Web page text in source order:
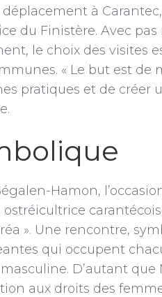
à Carantec,
du Finistère. Avec pas
le choix des visites
« Le but est de
pratiques et de créer
Hamon,
». Une rencontre,
qui occupent
D’autant que
aux droits des